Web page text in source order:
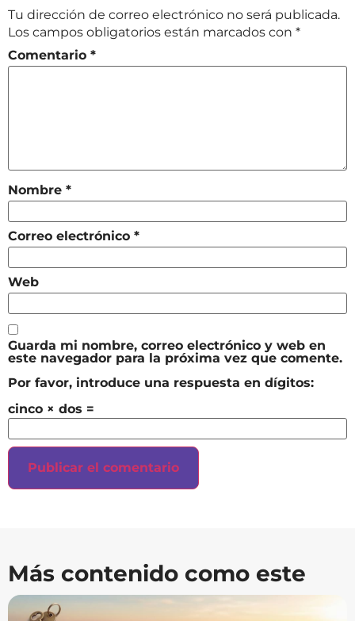
Tu dirección de correo electrónico no será publicada.
Los campos obligatorios están marcados con *
Comentario *
Nombre *
Correo electrónico *
Web
Guarda mi nombre, correo electrónico y web en
este navegador para la próxima vez que comente.
Por favor, introduce una respuesta en dígitos:
cinco × dos =
Más contenido como este